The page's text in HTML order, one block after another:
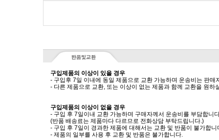
구입제품의 이상이 있을 경우
- 구입후 7일 이내에 동일 제품으로 교환 가능하며 운송비는 판매
- 다른 제품으로 교환, 또는 이상이 없는 제품과 함께 교환을 원하
구입제품의 이상이 없을 경우
- 구입 후 7일이내 교환 가능하며 구매자께서 운송비를 부담합니
(반품 배송료는 제품마다 다르므로 전화상담 부탁드립니다.)
- 구입 후 7일이 경과한 제품에 대해서는 교환 및 반품이 불가합니
- 제품의 일부를 사용 후 교환 및 반품은 불가합니다.